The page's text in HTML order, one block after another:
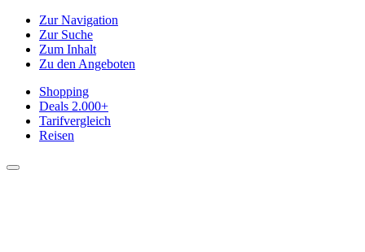
Zur Navigation
Zur Suche
Zum Inhalt
Zu den Angeboten
Shopping
Deals 2.000+
Tarifvergleich
Reisen